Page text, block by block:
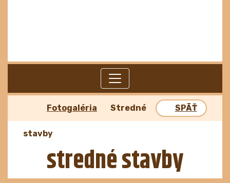
SPÄŤ
Fotogaléria Stredné
stavby
stredné stavby